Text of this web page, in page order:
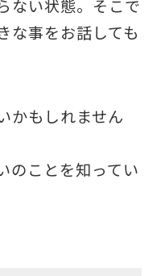
ない状態。そこで
な事をお話しても
かもしれません
のことを知ってい